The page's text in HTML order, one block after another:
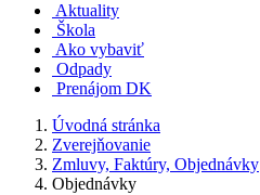
Aktuality
Škola
Ako vybaviť
Odpady
Prenájom DK
Úvodná stránka
Zverejňovanie
Zmluvy, Faktúry, Objednávky
Objednávky